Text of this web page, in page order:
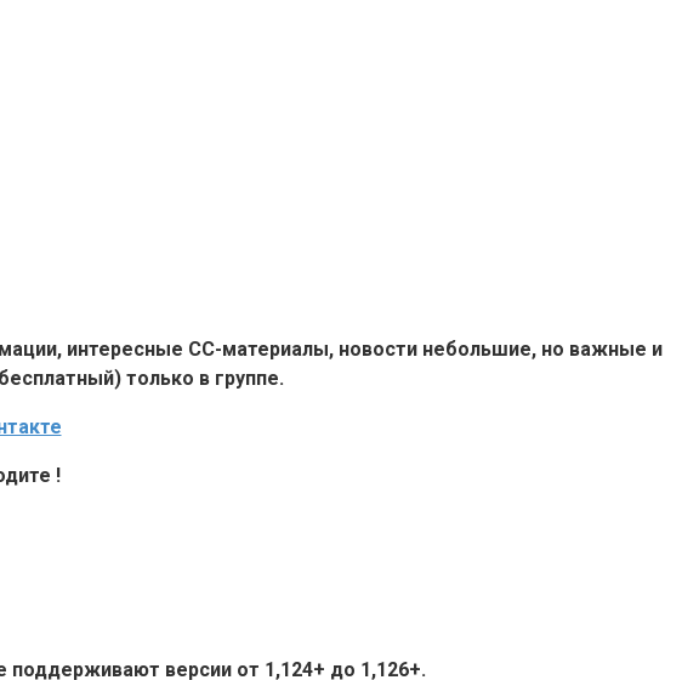
интересные СС-материалы, новости небольшие, но важные и
только в группе.
!
версии от 1,124+ до 1,126+.